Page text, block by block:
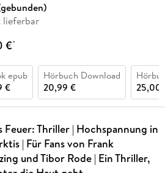
lieferbar
€*
epub
€
Hörbuch Download
20,99 €
25,00
Feuer: Thriller | Hochspannung in
| Für Fans von Frank
und Tibor Rode | Ein Thriller,